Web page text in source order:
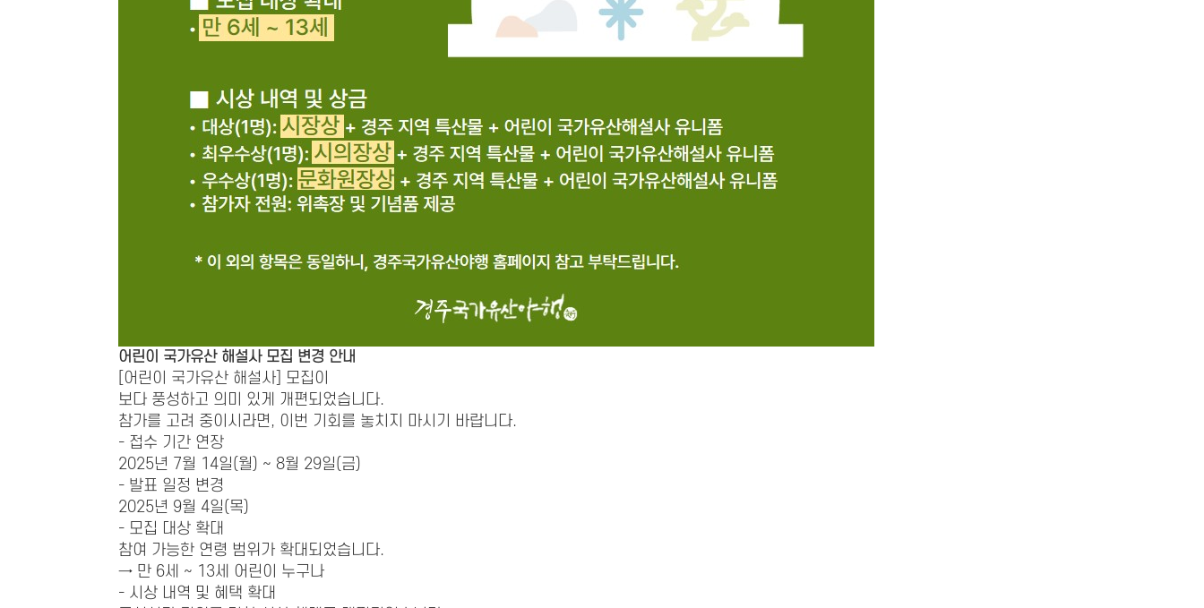
어린이 국가유산 해설사 모집 변경 안내
[어린이 국가유산 해설사] 모집이
보다 풍성하고 의미 있게 개편되었습니다.
참가를 고려 중이시라면, 이번 기회를 놓치지 마시기 바랍니다.
- 접수 기간 연장
2025년 7월 14일(월) ~ 8월 29일(금)
- 발표 일정 변경
2025년 9월 4일(목)
- 모집 대상 확대
참여 가능한 연령 범위가 확대되었습니다.
→ 만 6세 ~ 13세 어린이 누구나
- 시상 내역 및 혜택 확대